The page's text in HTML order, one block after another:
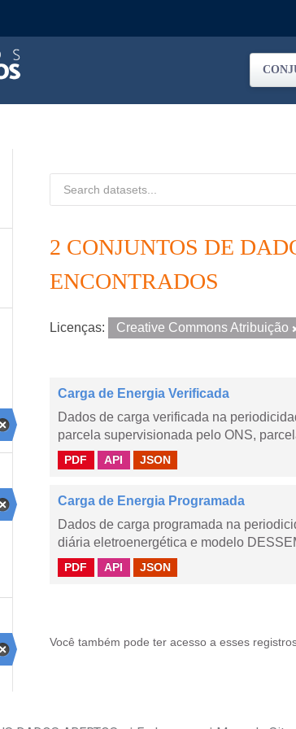
2 CONJUNTOS DE
ENCONTRADOS
Licenças: Creative Commons Atribuição
Carga de Energia Verificada
Dados de carga verificada na
parcela supervisionada pelo ONS,
PDF API JSON
Carga de Energia Programada
Dados de carga programada na
diária eletroenergética e modelo
PDF API JSON
Você também pode ter acesso a esses